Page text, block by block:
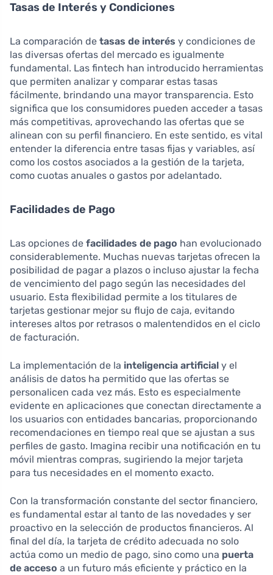
Tasas de Interés y Condiciones
La comparación de tasas de interés y condiciones de
las diversas ofertas del mercado es igualmente
fundamental. Las fintech han introducido herramientas
que permiten analizar y comparar estas tasas
fácilmente, brindando una mayor transparencia. Esto
significa que los consumidores pueden acceder a tasas
más competitivas, aprovechando las ofertas que se
alinean con su perfil financiero. En este sentido, es vital
entender la diferencia entre tasas fijas y variables, así
como los costos asociados a la gestión de la tarjeta,
como cuotas anuales o gastos por adelantado.
Facilidades de Pago
Las opciones de facilidades de pago han evolucionado
considerablemente. Muchas nuevas tarjetas ofrecen la
posibilidad de pagar a plazos o incluso ajustar la fecha
de vencimiento del pago según las necesidades del
usuario. Esta flexibilidad permite a los titulares de
tarjetas gestionar mejor su flujo de caja, evitando
intereses altos por retrasos o malentendidos en el ciclo
de facturación.
La implementación de la inteligencia artificial y el
análisis de datos ha permitido que las ofertas se
personalicen cada vez más. Esto es especialmente
evidente en aplicaciones que conectan directamente a
los usuarios con entidades bancarias, proporcionando
recomendaciones en tiempo real que se ajustan a sus
perfiles de gasto. Imagina recibir una notificación en tu
móvil mientras compras, sugiriendo la mejor tarjeta
para tus necesidades en el momento exacto.
Con la transformación constante del sector financiero,
es fundamental estar al tanto de las novedades y ser
proactivo en la selección de productos financieros. Al
final del día, la tarjeta de crédito adecuada no solo
actúa como un medio de pago, sino como una puerta
de acceso a un futuro más eficiente y práctico en la